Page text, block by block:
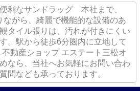
利なサンドラッグ 本社まで、
ながら、綺麗で機能的な設備のあ
タイル張りは、汚れが付きにくい
。駅から徒歩6分圏内に立地して
動産ショップ エステート三松オ
なら、当社へお気軽にお問い合わ
問なども承っております。